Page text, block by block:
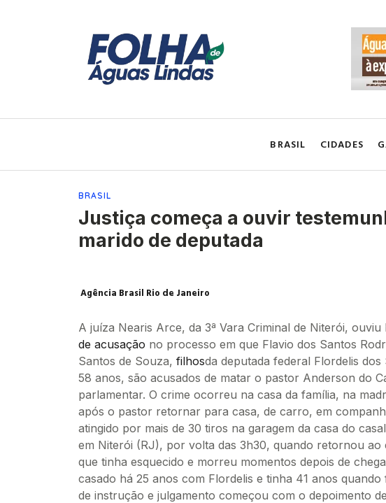
BRASIL CIDADES
BRASIL
Justiça começa a ouvir
marido de deputada
Agência Brasil Rio de Janeiro
A juíza Nearis Arce, da 3ª Vara Criminal de Niterói, ouviu
de acusação no processo em que Flavio dos Santos
Santos de Souza, filhosda deputada federal Flordelis
58 anos, são acusados de matar o pastor Anderson do
parlamentar. O crime ocorreu na casa da família, na
após o pastor retornar para casa, de carro, em
atingido por mais de 30 tiros na garagem da casa do
em Niterói (RJ), por volta das 3h30, quando retornou
que tinha esquecido e morreu momentos depois de
casado há 25 anos com Flordelis e tinha 41 anos quando
de instrução e julgamento começou com o depoimento